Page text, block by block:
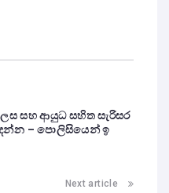
සහ ආයුධ සහිත සැරිසර
– පොලිසියෙන් ඉ
Next article